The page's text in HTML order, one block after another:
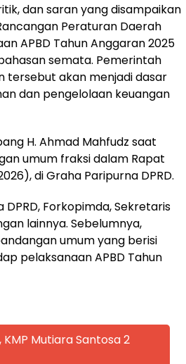
dan saran yang disampaikan
Peraturan Daerah
APBD Tahun Anggaran 2025
semata. Pemerintah
tersebut akan menjadi dasar
dan pengelolaan keuangan
H. Ahmad Mahfudz saat
umum fraksi dalam Rapat
di Graha Paripurna DPRD.
Forkopimda, Sekretaris
lainnya. Sebelumnya,
umum yang berisi
pelaksanaan APBD Tahun
Mutiara Santosa 2